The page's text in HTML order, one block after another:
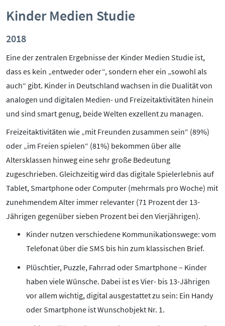
Kinder Medien Studie
2018
Eine der zentralen Ergebnisse der Kinder Medien Studie ist,
dass es kein „entweder oder“, sondern eher ein „sowohl als
auch“ gibt. Kinder in Deutschland wachsen in die Dualität von
analogen und digitalen Medien- und Freizeitaktivitäten hinein
und sind smart genug, beide Welten exzellent zu managen.
Freizeitaktivitäten wie „mit Freunden zusammen sein“ (89%)
oder „im Freien spielen“ (81%) bekommen über alle
Altersklassen hinweg eine sehr große Bedeutung
zugeschrieben. Gleichzeitig wird das digitale Spielerlebnis auf
Tablet, Smartphone oder Computer (mehrmals pro Woche) mit
zunehmendem Alter immer relevanter (71 Prozent der 13-
Jährigen gegenüber sieben Prozent bei den Vierjährigen).
Kinder nutzen verschiedene Kommunikationswege: vom
Telefonat über die SMS bis hin zum klassischen Brief.
Plüschtier, Puzzle, Fahrrad oder Smartphone – Kinder
haben viele Wünsche. Dabei ist es Vier- bis 13-Jährigen
vor allem wichtig, digital ausgestattet zu sein: Ein Handy
oder Smartphone ist Wunschobjekt Nr. 1.